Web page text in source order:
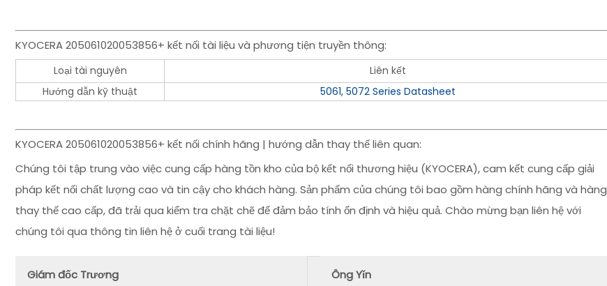
KYOCERA 205061020053856+ kết nối tài liệu và phương tiện truyền thông:
Loại tài nguyên
Liên kết
Hướng dẫn kỹ thuật
5061, 5072 Series Datasheet
KYOCERA 205061020053856+ kết nối chính hãng | hướng dẫn thay thế liên quan:
Chúng tôi tập trung vào việc cung cấp hàng tồn kho của bộ kết nối thương hiệu (KYOCERA), cam kết cung cấp giải
pháp kết nối chất lượng cao và tin cậy cho khách hàng. Sản phẩm của chúng tôi bao gồm hàng chính hãng và hàng
thay thế cao cấp, đã trải qua kiểm tra chặt chẽ để đảm bảo tính ổn định và hiệu quả. Chào mừng bạn liên hệ với
chúng tôi qua thông tin liên hệ ở cuối trang tài liệu!
Giám đốc Trương
Ông Yǐn